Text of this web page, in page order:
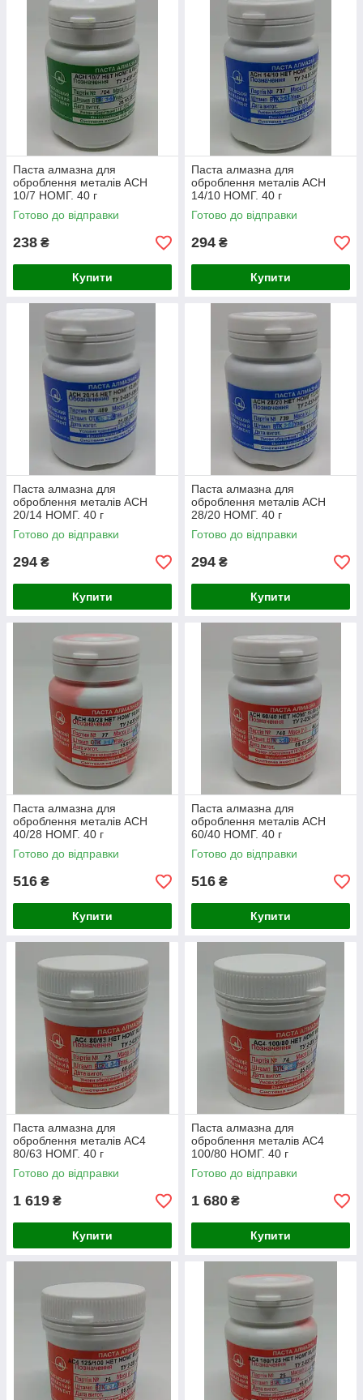
Паста алмазна для
оброблення металів АСН
10/7 НОМГ. 40 г
Готово до відправки
238 ₴
Купити
Паста алмазна для
оброблення металів АСН
14/10 НОМГ. 40 г
Готово до відправки
294 ₴
Купити
Паста алмазна для
оброблення металів АСН
20/14 НОМГ. 40 г
Готово до відправки
294 ₴
Купити
Паста алмазна для
оброблення металів АСН
28/20 НОМГ. 40 г
Готово до відправки
294 ₴
Купити
Паста алмазна для
оброблення металів АСН
40/28 НОМГ. 40 г
Готово до відправки
516 ₴
Купити
Паста алмазна для
оброблення металів АСН
60/40 НОМГ. 40 г
Готово до відправки
516 ₴
Купити
Паста алмазна для
оброблення металів АС4
80/63 НОМГ. 40 г
Готово до відправки
1 619 ₴
Купити
Паста алмазна для
оброблення металів АС4
100/80 НОМГ. 40 г
Готово до відправки
1 680 ₴
Купити